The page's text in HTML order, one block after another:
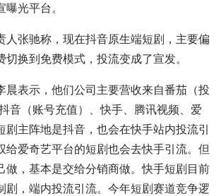
光平台。
人张驰称，现在抖音原生端短剧，主要偏
换到免费模式，投流变成了宣发。
晨表示，他们公司主要营收来自番茄（投
音（账号充值）、快手、腾讯视频、爱
剧主阵地是抖音，也会在快手站内投流引
给爱奇艺平台的短剧也会去快手引流。但
做，基本是交给分销商做。快手短剧目前
剧，端内投流引流。今年短剧赛道竞争逻